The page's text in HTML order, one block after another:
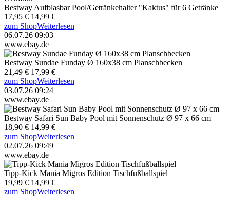
Bestway Aufblasbar Pool/Getränkehalter "Kaktus" für 6 Getränke
17,95 € 14,99 €
zum ShopWeiterlesen
06.07.26 09:03
www.ebay.de
Bestway Sundae Funday Ø 160x38 cm Planschbecken
21,49 € 17,99 €
zum ShopWeiterlesen
03.07.26 09:24
www.ebay.de
Bestway Safari Sun Baby Pool mit Sonnenschutz Ø 97 x 66 cm
18,90 € 14,99 €
zum ShopWeiterlesen
02.07.26 09:49
www.ebay.de
Tipp-Kick Mania Migros Edition Tischfußballspiel
19,99 € 14,99 €
zum ShopWeiterlesen